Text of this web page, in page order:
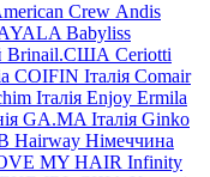
Crew Andis
Babyliss
Brinail.США Ceriotti
COIFIN Італія Comair
Італія Enjoy Ermila
GA.MA Італія Ginko
Hairway Німеччина
MY HAIR Infinity